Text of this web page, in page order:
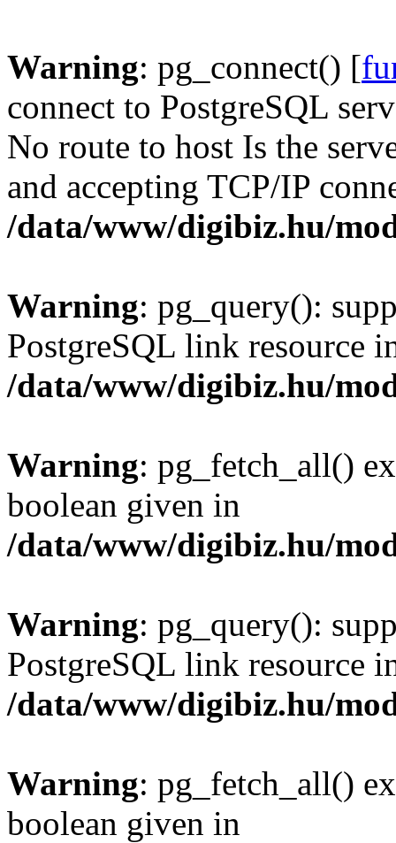
Warning: pg_connect() [
connect to PostgreSQL
No route to host Is the
and accepting TCP/IP
/data/www/digibiz.hu/
Warning: pg_query():
PostgreSQL link resource
/data/www/digibiz.hu/
Warning: pg_fetch_all()
boolean given in
/data/www/digibiz.hu/
Warning: pg_query():
PostgreSQL link resource
/data/www/digibiz.hu/
Warning: pg_fetch_all()
boolean given in